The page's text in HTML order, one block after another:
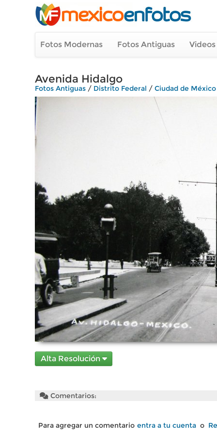
Fotos Modernas Fotos Antiguas
Avenida Hidalgo
Fotos Antiguas / Distrito Federal / Ciudad de México
Alta Resolución
Comentarios:
Para agregar un comentario entra a tu cuenta o